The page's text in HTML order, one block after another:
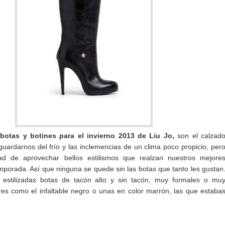
botas y botines para el invierno 2013 de Liu Jo,son el
del frío y las inclemencias de un clima poco propicio, pero
de aprovechar bellos estilismos que realzan nuestros mejores
Así que ninguna se quede sin las botas que tanto les gustan.
botas de tacón alto y sin tacón, muy formales o muy
como el infaltable negro o unas en color marrón, las que estabas